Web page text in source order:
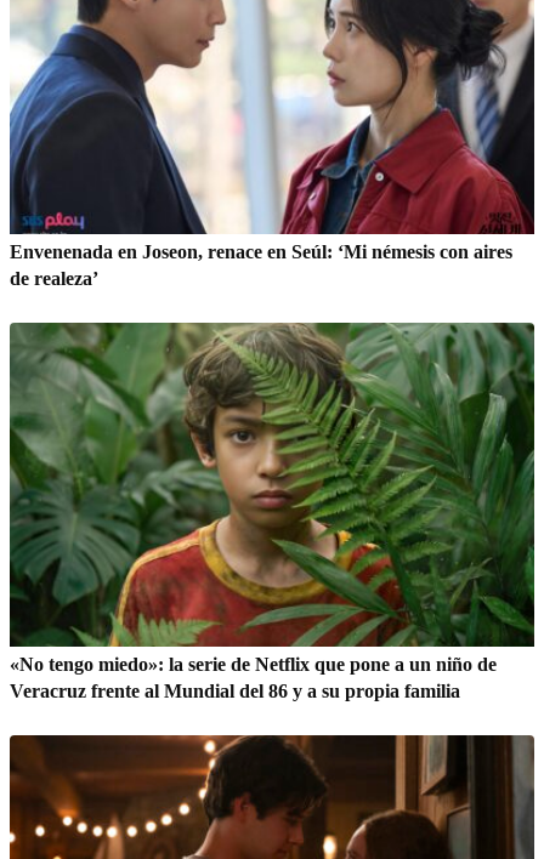
Envenenada en Joseon, renace en Seúl: ‘Mi némesis con aires
de realeza’
«No tengo miedo»: la serie de Netflix que pone a un niño de
Veracruz frente al Mundial del 86 y a su propia familia